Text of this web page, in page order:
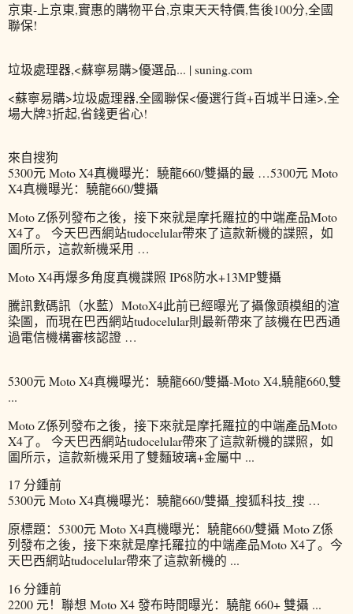
京東-上京東,實惠的購物平台,京東天天特價,售後100分,全國
聯保!
垃圾處理器,<蘇寧易購>優選品... | suning.com
<蘇寧易購>垃圾處理器,全國聯保<優選行貨+百城半日達>,全
場大牌3折起,省錢更省心!
來自搜狗
5300元 Moto X4真機曝光：驍龍660/雙攝的最 …5300元 Moto
X4真機曝光：驍龍660/雙攝
Moto Z係列發布之後，接下來就是摩托羅拉的中端產品Moto
X4了。 今天巴西網站tudocelular帶來了這款新機的諜照，如
圖所示，這款新機采用 …
Moto X4再爆多角度真機諜照 IP68防水+13MP雙攝
騰訊數碼訊（水藍）MotoX4此前已經曝光了攝像頭模組的渲
染圖，而現在巴西網站tudocelular則最新帶來了該機在巴西通
過電信機構審核認證 …
5300元 Moto X4真機曝光：驍龍660/雙攝-Moto X4,驍龍660,雙
...
Moto Z係列發布之後，接下來就是摩托羅拉的中端產品Moto
X4了。 今天巴西網站tudocelular帶來了這款新機的諜照，如
圖所示，這款新機采用了雙麵玻璃+金屬中 ...
17 分鍾前
5300元 Moto X4真機曝光：驍龍660/雙攝_搜狐科技_搜 …
原標題：5300元 Moto X4真機曝光：驍龍660/雙攝 Moto Z係
列發布之後，接下來就是摩托羅拉的中端產品Moto X4了。今
天巴西網站tudocelular帶來了這款新機的 ...
16 分鍾前
2200 元！聯想 Moto X4 發布時間曝光：驍龍 660+ 雙攝 ...